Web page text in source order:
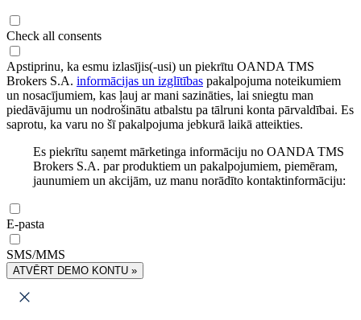
Check all consents
Apstiprinu, ka esmu izlasījis(-usi) un piekrītu OANDA TMS
Brokers S.A. informācijas un izglītības pakalpojuma noteikumiem
un nosacījumiem, kas ļauj ar mani sazināties, lai sniegtu man
piedāvājumu un nodrošinātu atbalstu pa tālruni konta pārvaldībai. Es
saprotu, ka varu no šī pakalpojuma jebkurā laikā atteikties.
Es piekrītu saņemt mārketinga informāciju no OANDA TMS
Brokers S.A. par produktiem un pakalpojumiem, piemēram,
jaunumiem un akcijām, uz manu norādīto kontaktinformāciju:
E-pasta
SMS/MMS
ATVĒRT DEMO KONTU »